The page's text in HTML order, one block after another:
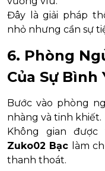
Đây là giải pháp
nhỏ nhưng cần sự
6. Phòng
Của Sự Bình
Bước vào phòng
nhàng và tinh khiết.
Không gian
Zuko02 Bạc làm
thanh thoát.